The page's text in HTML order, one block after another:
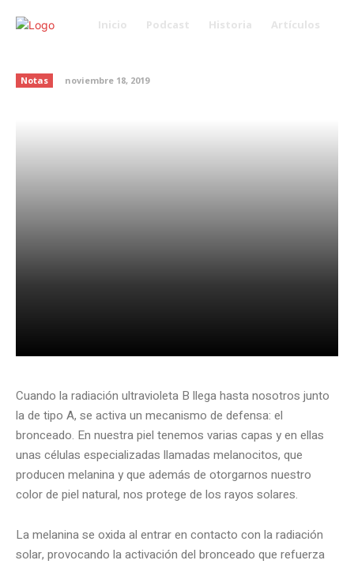
Inicio Podcast Historia Artículos
Notas noviembre 18, 2019
Cuando la radiación ultravioleta B llega hasta nosotros junto
la de tipo A, se activa un mecanismo de defensa: el
bronceado. En nuestra piel tenemos varias capas y en ellas
unas células especializadas llamadas melanocitos, que
producen melanina y que además de otorgarnos nuestro
color de piel natural, nos protege de los rayos solares.
La melanina se oxida al entrar en contacto con la radiación
solar, provocando la activación del bronceado que refuerza